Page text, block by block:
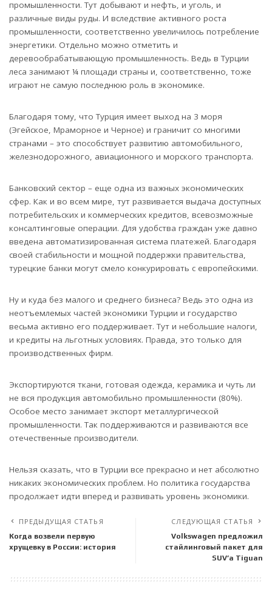
промышленности. Тут добывают и нефть, и уголь, и
различные виды руды. И вследствие активного роста
промышленности, соответственно увеличилось потребление
энергетики. Отдельно можно отметить и
деревообрабатывающую промышленность. Ведь в Турции
леса занимают ¼ площади страны и, соответственно, тоже
играют не самую последнюю роль в экономике.
Благодаря тому, что Турция имеет выход на 3 моря
(Эгейское, Мраморное и Черное) и граничит со многими
странами – это способствует развитию автомобильного,
железнодорожного, авиационного и морского транспорта.
Банковский сектор – еще одна из важных экономических
сфер. Как и во всем мире, тут развивается выдача доступных
потребительских и коммерческих кредитов, всевозможные
консалтинговые операции. Для удобства граждан уже давно
введена автоматизированная система платежей. Благодаря
своей стабильности и мощной поддержки правительства,
турецкие банки могут смело конкурировать с европейскими.
Ну и куда без малого и среднего бизнеса? Ведь это одна из
неотъемлемых частей экономики Турции и государство
весьма активно его поддерживает. Тут и небольшие налоги,
и кредиты на льготных условиях. Правда, это только для
производственных фирм.
Экспортируются ткани, готовая одежда, керамика и чуть ли
не вся продукция автомобильно промышленности (80%).
Особое место занимает экспорт металлургической
промышленности. Так поддерживаются и развиваются все
отечественные производители.
Нельзя сказать, что в Турции все прекрасно и нет абсолютно
никаких экономических проблем. Но политика государства
продолжает идти вперед и развивать уровень экономики.
ПРЕДЫДУЩАЯ СТАТЬЯ
Когда возвели первую
хрущевку в России: история
СЛЕДУЮЩАЯ СТАТЬЯ
Volkswagen предложил
стайлинговый пакет для
SUV’a Tiguan